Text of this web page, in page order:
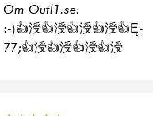
Om Outl1.se:
:-)👍涭👍涭👍涭👍涭👍Ę-
77;👍涭👍涭👍涭👍涭